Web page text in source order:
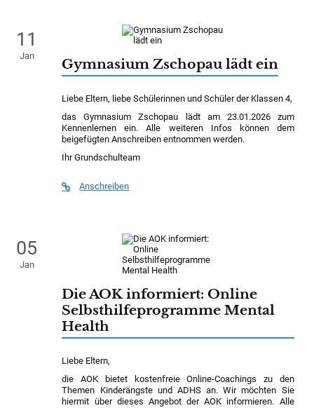
11
Jan
Gymnasium Zschopau lädt ein
Liebe Eltern, liebe Schülerinnen und Schüler der Klassen 4,
das Gymnasium Zschopau lädt am 23.01.2026 zum
Kennenlernen ein. Alle weiteren Infos können dem
beigefügten Anschreiben entnommen werden.
Ihr Grundschulteam
Anschreiben
05
Jan
Die AOK informiert: Online
Selbsthilfeprogramme Mental
Health
Liebe Eltern,
die AOK bietet kostenfreie Online-Coachings zu den
Themen Kinderängste und ADHS an. Wir möchten Sie
hiermit über dieses Angebot der AOK informieren. Alle